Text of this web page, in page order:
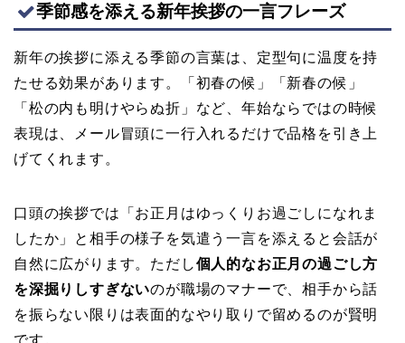
季節感を添える新年挨拶の一言フレーズ
新年の挨拶に添える季節の言葉は、定型句に温度を持
たせる効果があります。「初春の候」「新春の候」
「松の内も明けやらぬ折」など、年始ならではの時候
表現は、メール冒頭に一行入れるだけで品格を引き上
げてくれます。
口頭の挨拶では「お正月はゆっくりお過ごしになれま
したか」と相手の様子を気遣う一言を添えると会話が
自然に広がります。ただし個人的なお正月の過ごし方
を深掘りしすぎないのが職場のマナーで、相手から話
を振らない限りは表面的なやり取りで留めるのが賢明
です。